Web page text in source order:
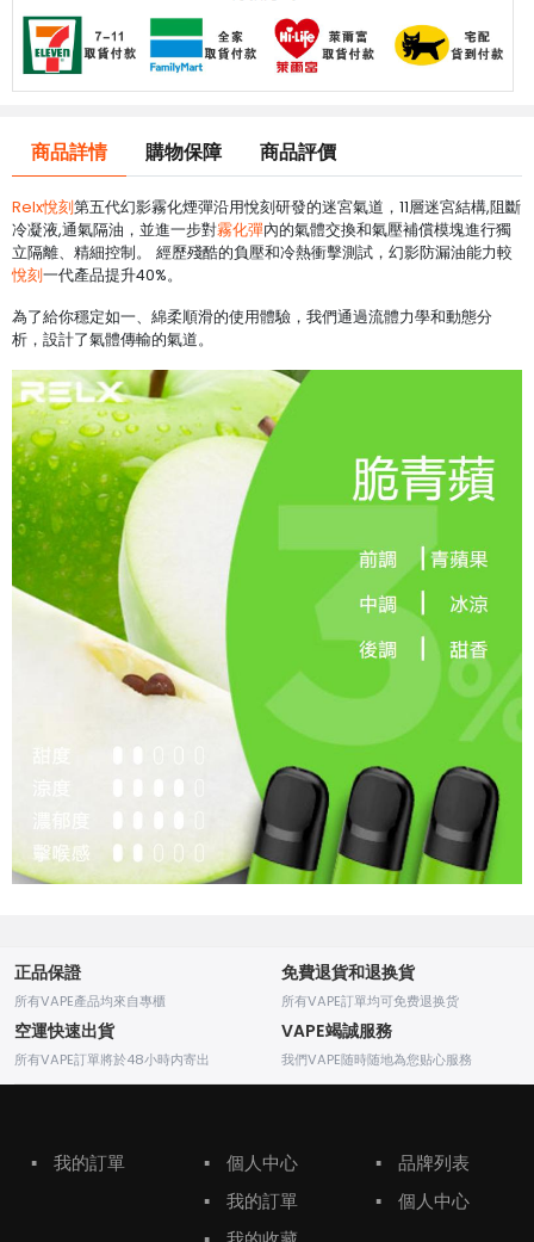
商品詳情 購物保障 商品評價
Relx悅刻第五代幻影霧化煙彈沿用悅刻研發的迷宮氣道，11層迷宮結構,阻斷
冷凝液,通氣隔油，並進一步對霧化彈內的氣體交換和氣壓補償模塊進行獨
立隔離、精細控制。 經歷殘酷的負壓和冷熱衝擊測試，幻影防漏油能力較
悅刻一代產品提升40%。
為了給你穩定如一、綿柔順滑的使用體驗，我們通過流體力學和動態分
析，設計了氣體傳輸的氣道。
正品保證
所有VAPE產品均來自專櫃
免費退貨和退换貨
所有VAPE訂單均可免费退换货
空運快速出貨
所有VAPE訂單將於48小時内寄出
VAPE竭誠服務
我們VAPE随時随地為您贴心服務
▪ 我的訂單 ▪
個人中心
▪
我的訂單
▪
品牌列表
▪
個人中心